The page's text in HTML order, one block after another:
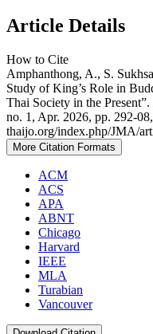
Article Details
How to Cite
Amphanthong, A., S.
Study of King’s Role in
Thai Society in the Present”.
no. 1, Apr. 2026, pp. 292-
thaijo.org/index.php/JMA/
More Citation Formats
ACM
ACS
APA
ABNT
Chicago
Harvard
IEEE
MLA
Turabian
Vancouver